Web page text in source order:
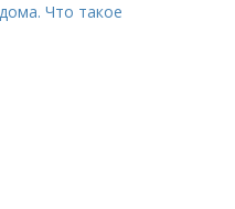
Что такое